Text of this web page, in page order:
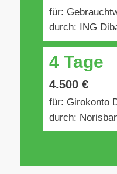
für:
durch: ING
4 Tage
4.500 €
für: Girokonto
durch: